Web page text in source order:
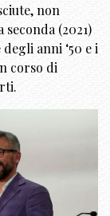
non
(2021)
anni ‘50 e i
corso di